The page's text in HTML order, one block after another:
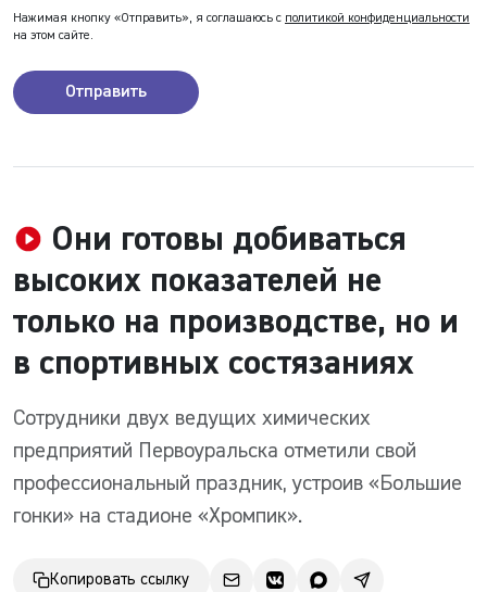
Нажимая кнопку «Отправить», я соглашаюсь с политикой конфиденциальности
на этом сайте.
Отправить
Они готовы добиваться
высоких показателей не
только на производстве, но и
в спортивных состязаниях
Сотрудники двух ведущих химических
предприятий Первоуральска отметили свой
профессиональный праздник, устроив «Большие
гонки» на стадионе «Хромпик».
Копировать ссылку